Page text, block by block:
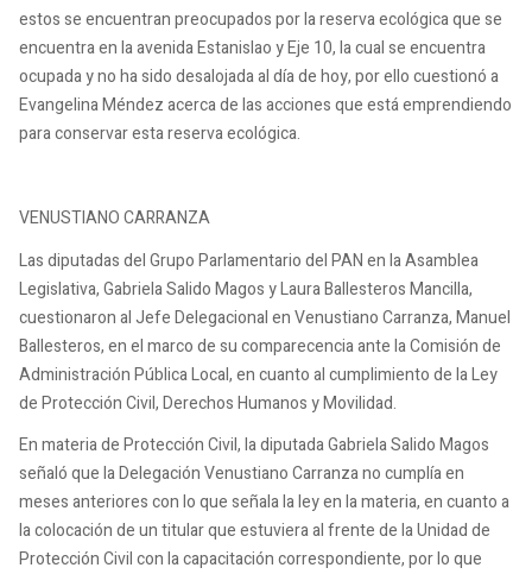
estos se encuentran preocupados por la reserva ecológica que se
encuentra en la avenida Estanislao y Eje 10, la cual se encuentra
ocupada y no ha sido desalojada al día de hoy, por ello cuestionó a
Evangelina Méndez acerca de las acciones que está emprendiendo
para conservar esta reserva ecológica.
VENUSTIANO CARRANZA
Las diputadas del Grupo Parlamentario del PAN en la Asamblea
Legislativa, Gabriela Salido Magos y Laura Ballesteros Mancilla,
cuestionaron al Jefe Delegacional en Venustiano Carranza, Manuel
Ballesteros, en el marco de su comparecencia ante la Comisión de
Administración Pública Local, en cuanto al cumplimiento de la Ley
de Protección Civil, Derechos Humanos y Movilidad.
En materia de Protección Civil, la diputada Gabriela Salido Magos
señaló que la Delegación Venustiano Carranza no cumplía en
meses anteriores con lo que señala la ley en la materia, en cuanto a
la colocación de un titular que estuviera al frente de la Unidad de
Protección Civil con la capacitación correspondiente, por lo que